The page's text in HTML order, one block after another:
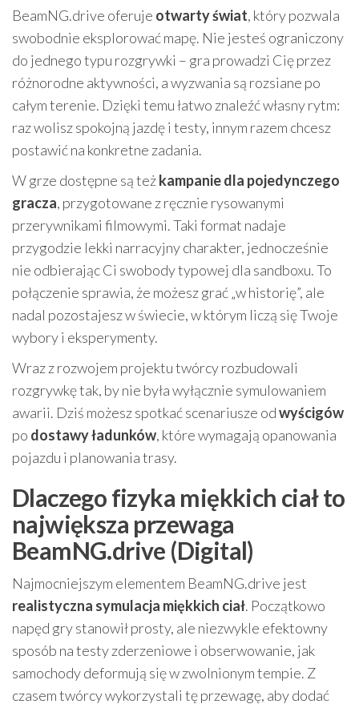
BeamNG.drive oferuje otwarty świat, który pozwala
swobodnie eksplorować mapę. Nie jesteś ograniczony
do jednego typu rozgrywki – gra prowadzi Cię przez
różnorodne aktywności, a wyzwania są rozsiane po
całym terenie. Dzięki temu łatwo znaleźć własny rytm:
raz wolisz spokojną jazdę i testy, innym razem chcesz
postawić na konkretne zadania.
W grze dostępne są teżkampanie dla pojedynczego
gracza, przygotowane z ręcznie rysowanymi
przerywnikami filmowymi. Taki format nadaje
przygodzie lekki narracyjny charakter, jednocześnie
nie odbierając Ci swobody typowej dla sandboxu. To
połączenie sprawia, że możesz grać „w historię”, ale
nadal pozostajesz w świecie, w którym liczą się Twoje
wybory i eksperymenty.
Wraz z rozwojem projektu twórcy rozbudowali
rozgrywkę tak, by nie była wyłącznie symulowaniem
awarii. Dziś możesz spotkać scenariusze odwyścigów
po dostawy ładunków, które wymagają opanowania
pojazdu i planowania trasy.
Dlaczego fizyka miękkich ciał to
największa przewaga
BeamNG.drive (Digital)
Najmocniejszym elementem BeamNG.drive jest
realistyczna symulacja miękkich ciał. Początkowo
napęd gry stanowił prosty, ale niezwykle efektowny
sposób na testy zderzeniowe i obserwowanie, jak
samochody deformują się w zwolnionym tempie. Z
czasem twórcy wykorzystali tę przewagę, aby dodać